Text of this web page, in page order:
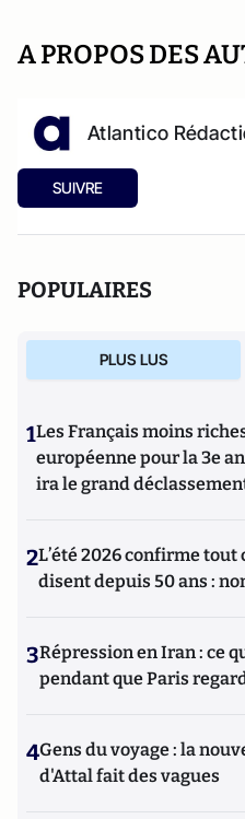
A PROPOS DES
Atlantico
SUIVRE
POPULAIRES
PLUS LUS
1Les Français moins
européenne pour la 3e
ira le grand
2L’été 2026 confirme tout
disent depuis 50 ans :
3Répression en Iran : ce
pendant que Paris
4Gens du voyage : la
d'Attal fait des vagues